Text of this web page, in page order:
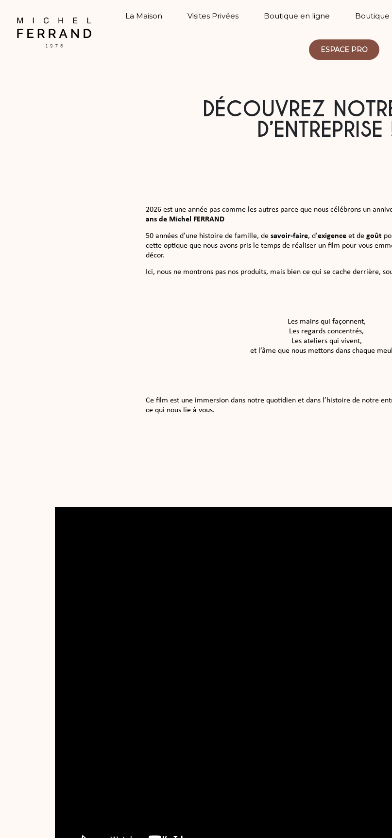
La Maison Visites Privées Boutique en ligne Boutique
ESPACE PRO
DÉCOUVREZ
D’ENTREPRISE
2026 est une année pas comme les autres parce que nous célébrons un
ans de Michel FERRAND
50 années d’une histoire de famille, desavoir-faire, d’exigence et degoût
cette optique que nous avons pris le temps de réaliser un film pour vous
décor.
Ici, nous ne montrons pas nos produits, mais bien ce qui se cache derrière,
Les mains qui façonnent,
Les regards concentrés,
Les ateliers qui vivent,
et l’âme que nous mettons dans chaque
Ce film est une immersion dans notre quotidien et dans l’histoire de notre
ce qui nous lie à vous.